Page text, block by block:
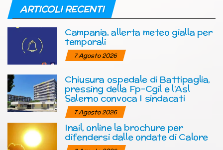
ARTICOLI RECENTI
Campania, allerta meteo gialla per
temporali
7 Agosto 2026
Chiusura ospedale di Battipaglia,
pressing della Fp-Cgil e l’Asl
Salerno convoca I sindacati
7 Agosto 2026
Inail, online la brochure per
difendersi dalle ondate di Calore